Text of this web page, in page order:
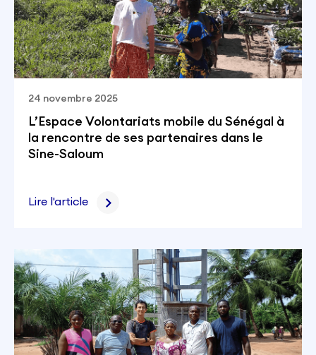
24 novembre 2025
L’Espace Volontariats mobile du Sénégal à
la rencontre de ses partenaires dans le
Sine-Saloum
Lire l'article